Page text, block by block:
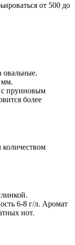
от 500 до
овальные.
мм.
пруиновым
более
6-8 г/л. Аромат
нот.